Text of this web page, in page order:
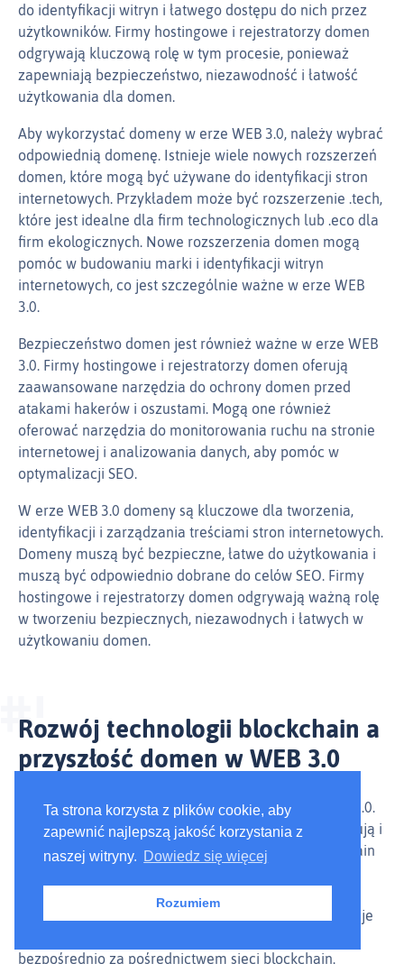
Ta strona korzysta z plików cookie, aby
zapewnić najlepszą jakość korzystania z
naszej witryny. Dowiedz się więcej
Rozumiem
do identyfikacji witryn i łatwego dostępu do nich przez
użytkowników. Firmy hostingowe i rejestratorzy domen
odgrywają kluczową rolę w tym procesie, ponieważ
zapewniają bezpieczeństwo, niezawodność i łatwość
użytkowania dla domen.
Aby wykorzystać domeny w erze WEB 3.0, należy wybrać
odpowiednią domenę. Istnieje wiele nowych rozszerzeń
domen, które mogą być używane do identyfikacji stron
internetowych. Przykładem może być rozszerzenie .tech,
które jest idealne dla firm technologicznych lub .eco dla
firm ekologicznych. Nowe rozszerzenia domen mogą
pomóc w budowaniu marki i identyfikacji witryn
internetowych, co jest szczególnie ważne w erze WEB
3.0.
Bezpieczeństwo domen jest również ważne w erze WEB
3.0. Firmy hostingowe i rejestratorzy domen oferują
zaawansowane narzędzia do ochrony domen przed
atakami hakerów i oszustami. Mogą one również
oferować narzędzia do monitorowania ruchu na stronie
internetowej i analizowania danych, aby pomóc w
optymalizacji SEO.
W erze WEB 3.0 domeny są kluczowe dla tworzenia,
identyfikacji i zarządzania treściami stron internetowych.
Domeny muszą być bezpieczne, łatwe do użytkowania i
muszą być odpowiednio dobrane do celów SEO. Firmy
hostingowe i rejestratorzy domen odgrywają ważną rolę
w tworzeniu bezpiecznych, niezawodnych i łatwych w
użytkowaniu domen.
Rozwój technologii blockchain a
przyszłość domen w WEB 3.0
Domeny są kluczowe w kontekście technologii WEB 3.0.
Stanowią one adresy, pod którymi użytkownicy znajdują i
identyfikują strony internetowe. Technologia blockchain
użytkowników. W przypadku domen blockchain, istnieje
bezpośrednio za pośrednictwem sieci blockchain.